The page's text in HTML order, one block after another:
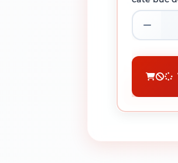
TEAVA
Teava